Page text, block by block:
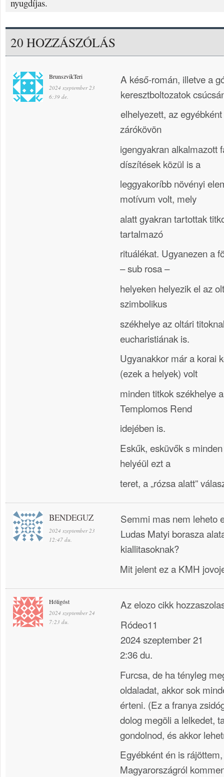
nyugdíjas.
20 HOZZÁSZÓLÁS
BrunszvikTeri
2024 szeptember 23
6:39 de.
A késő-román, illetve a
keresztboltozatok
elhelyezett, az
zárókövön
igengyakran alkalmazott
díszítések közül is a
leggyakoríbb növényi
motívum volt, mely
alatt gyakran tartottak
tartalmazó
rituálékat. Ugyanezen a
– sub rosa –
helyeken helyezik el az
szimbolikus
székhelye az oltári
eucharistiának is.
Ugyanakkor már a korai
(ezek a helyek) volt
minden titkok székhelye
Templomos Rend
idejében is.
Eskűk, esküvők s
helyéül ezt a
teret, a „rózsa alatt”
BENDEGUZ
2024 szeptember 23
12:47 du.
Semmi mas nem leheto
Ludas Matyi borasza
kiallitasoknak?
Mit jelent ez a KMH
Hóligóst
2024 szeptember 24
7:23 du.
Az elozo cikk
Ródeo11
2024 szeptember 21
2:36 du.
Furcsa, de ha tényleg
oldaladat, akkor sok
érteni. (Ez a franya
dolog megöli a lelkedet,
gondolnod, és akkor
Egyébként én is
Magyarországról